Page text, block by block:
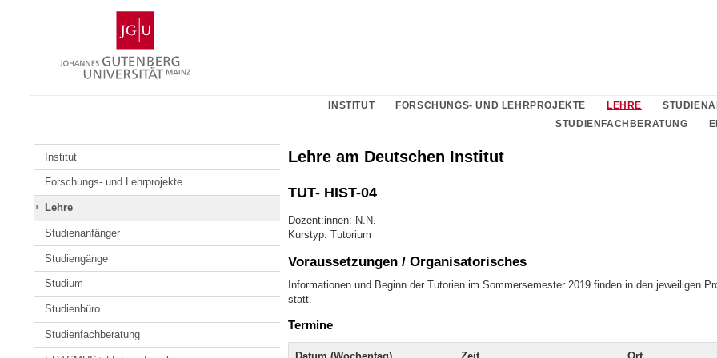
Gutenberg-
Universität
Mainz
INSTITUT FORSCHUNGS- UND LEHRPROJEKTE LEHRE
STUDIENFACHBERATUNG
Institut
Forschungs- und Lehrprojekte
Lehre
Studienanfänger
Studiengänge
Studium
Studienbüro
Studienfachberatung
Lehre am Deutschen Institut
TUT- HIST-04
Dozent:innen: N.N.
Kurstyp: Tutorium
Voraussetzungen / Organisatorisches
Informationen und Beginn der Tutorien im Sommersemester 2019 finden in den jeweiligen
statt.
Termine